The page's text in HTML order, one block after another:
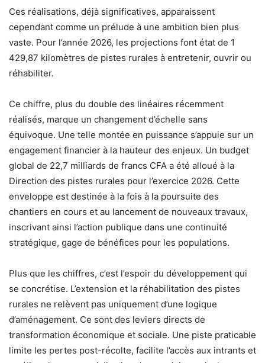
Ces réalisations, déjà significatives, apparaissent
cependant comme un prélude à une ambition bien plus
vaste. Pour l’année 2026, les projections font état de 1
429,87 kilomètres de pistes rurales à entretenir, ouvrir ou
réhabiliter.
Ce chiffre, plus du double des linéaires récemment
réalisés, marque un changement d’échelle sans
équivoque. Une telle montée en puissance s’appuie sur un
engagement financier à la hauteur des enjeux. Un budget
global de 22,7 milliards de francs CFA a été alloué à la
Direction des pistes rurales pour l’exercice 2026. Cette
enveloppe est destinée à la fois à la poursuite des
chantiers en cours et au lancement de nouveaux travaux,
inscrivant ainsi l’action publique dans une continuité
stratégique, gage de bénéfices pour les populations.
Plus que les chiffres, c’est l’espoir du développement qui
se concrétise. L’extension et la réhabilitation des pistes
rurales ne relèvent pas uniquement d’une logique
d’aménagement. Ce sont des leviers directs de
transformation économique et sociale. Une piste praticable
limite les pertes post-récolte, facilite l’accès aux intrants et